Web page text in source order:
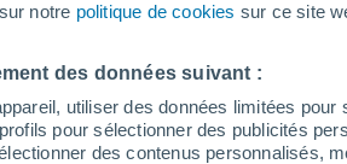
notre politique de cookies sur ce site
des données suivant :
utiliser des données limitées pour
pour sélectionner des publicités
des contenus personnalisés,